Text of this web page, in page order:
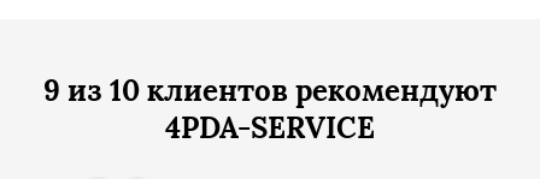
9 из 10 клиентов рекомендуют
4PDA-SERVICE